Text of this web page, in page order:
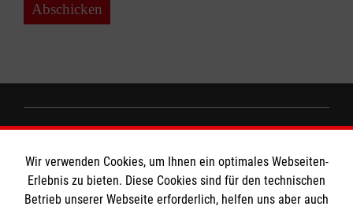
Abschicken
Impressum
Wir verwenden Cookies, um Ihnen ein optimales Webseiten-
Erlebnis zu bieten. Diese Cookies sind für den technischen
Betrieb unserer Webseite erforderlich, helfen uns aber auch